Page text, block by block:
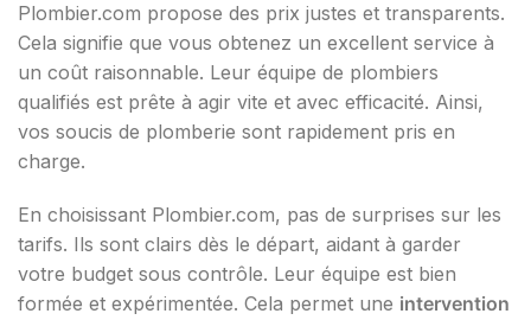
Plombier.com propose des prix justes et transparents.
Cela signifie que vous obtenez un excellent service à
un coût raisonnable. Leur équipe de plombiers
qualifiés est prête à agir vite et avec efficacité. Ainsi,
vos soucis de plomberie sont rapidement pris en
charge.
En choisissant Plombier.com, pas de surprises sur les
tarifs. Ils sont clairs dès le départ, aidant à garder
votre budget sous contrôle. Leur équipe est bien
formée et expérimentée. Cela permet une intervention